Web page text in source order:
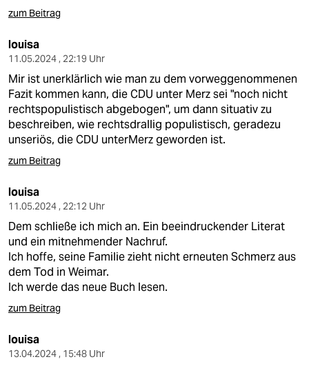
unterstützen
abo
genossenschaft
epaper login
zum Beitrag
louisa
11.05.2024 , 22:19 Uhr
Mir ist unerklärlich wie man zu dem vorweggenommenen
Fazit kommen kann, die CDU unter Merz sei "noch nicht
rechtspopulistisch abgebogen", um dann situativ zu
beschreiben, wie rechtsdrallig populistisch, geradezu
unseriös, die CDU unterMerz geworden ist.
zum Beitrag
louisa
11.05.2024 , 22:12 Uhr
Dem schließe ich mich an. Ein beeindruckender Literat
und ein mitnehmender Nachruf.
Ich hoffe, seine Familie zieht nicht erneuten Schmerz aus
dem Tod in Weimar.
Ich werde das neue Buch lesen.
zum Beitrag
louisa
13.04.2024 , 15:48 Uhr